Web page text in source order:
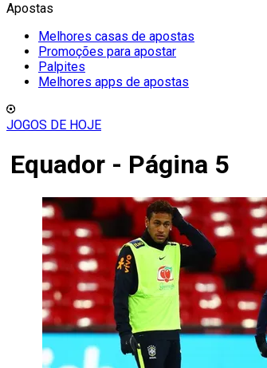
Apostas
Melhores casas de apostas
Promoções para apostar
Palpites
Melhores apps de apostas
JOGOS DE HOJE
Equador - Página 5